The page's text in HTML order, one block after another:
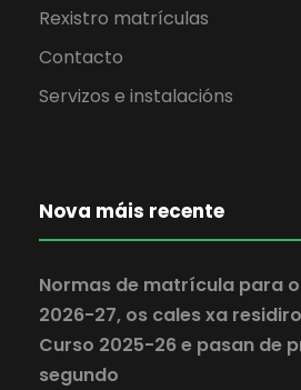
Rexistro matrículas
Contacto
Servizos e instalacións
Nova máis recente
Normas de matrícula para
2026-27, os cales xa
Curso 2025-26 e pasan de
segundo